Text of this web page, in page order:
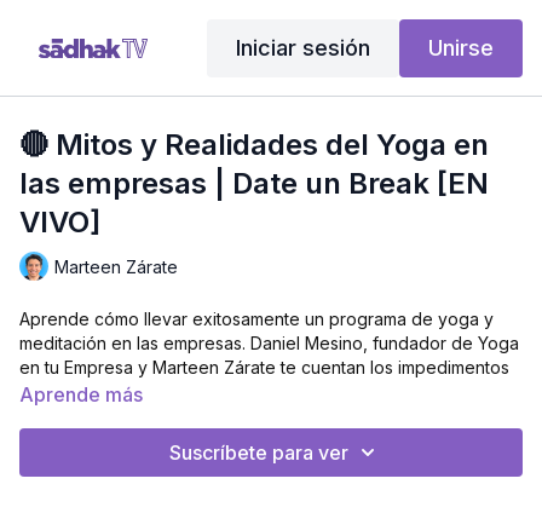
Iniciar sesión Unirse
🔴 Mitos y Realidades del Yoga en
las empresas | Date un Break [EN
VIVO]
Marteen Zárate
Aprende cómo llevar exitosamente un programa de yoga y
meditación en las empresas. Daniel Mesino, fundador de Yoga
en tu Empresa y Marteen Zárate te cuentan los impedimentos
que han detectado en el momento de instalar estas
📕 Date un Break. Una guía para el bienestar, la productividad
Aprende más
Suscríbete para ver